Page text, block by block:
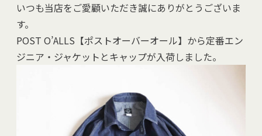
いつも当店をご愛顧いただき誠にありがとうございま
す。
POST O’ALLS【ポストオーバーオール】から定番エン
ジニア・ジャケットとキャップが入荷しました。